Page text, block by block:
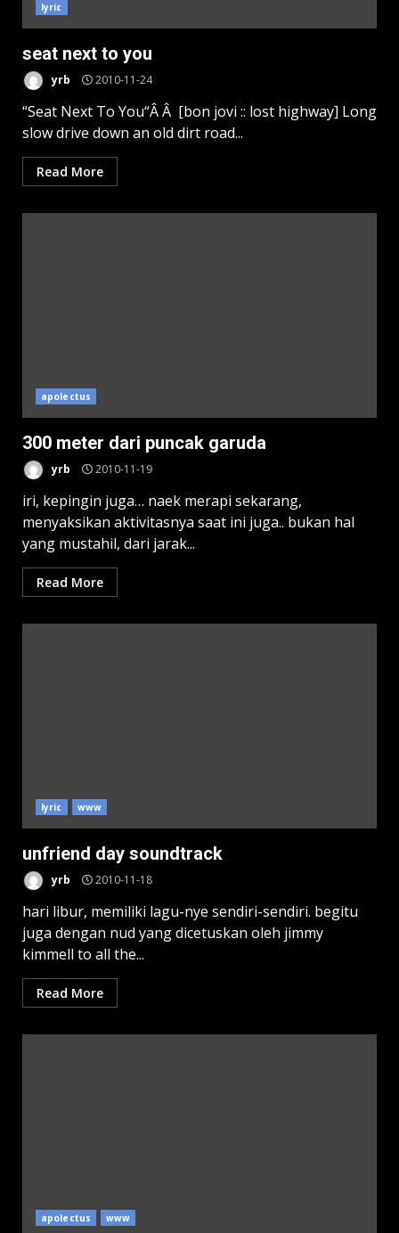
lyric
seat next to you
yrb 2010-11-24
“Seat Next To You“Â Â [bon jovi :: lost highway] Long
slow drive down an old dirt road...
Read More
apolectus
300 meter dari puncak garuda
yrb 2010-11-19
iri, kepingin juga… naek merapi sekarang,
menyaksikan aktivitasnya saat ini juga.. bukan hal
yang mustahil, dari jarak...
Read More
lyric www
unfriend day soundtrack
yrb 2010-11-18
hari libur, memiliki lagu-nye sendiri-sendiri. begitu
juga dengan nud yang dicetuskan oleh jimmy
kimmell to all the...
Read More
apolectus www